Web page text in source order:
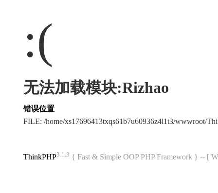
:(
无法加载模块:Rizhao
错误位置
FILE: /home/xs17696413txqs61b7u60936z4l1t3/wwwroot/
ThinkPHP3.1.3 { Fast & Simple OOP PHP Framework } -- [